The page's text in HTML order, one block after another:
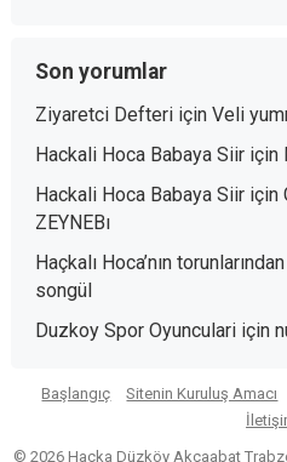
Son yorumlar
Ziyaretci Defteriiçin Veli
Hackali Hoca Babaya Siiriçin
Hackali Hoca Babaya Siiriçin
ZEYNEBı
Haçkalı Hoca’nın
songül
Duzkoy Spor Oyunculariiçin
Başlangıç Sitenin Kuruluş Amacı
© 2026 Haçka Düzköy Akçaabat